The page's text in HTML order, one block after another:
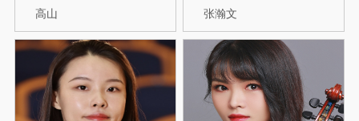
高山 张瀚文